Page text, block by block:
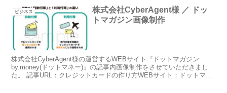
ビジネス
株式会社CyberAgent様 ／ ドッ
トマガジン画像制作
株式会社CyberAgent様の運営するWEBサイト『ドットマガジン
by.money(ドットマネー)』の記事内画像制作をさせていただきまし
た。 記事URL：クレジットカードの作り方WEBサイト：ドットマガ